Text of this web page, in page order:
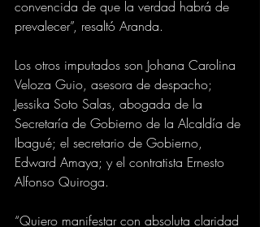
convencida de que la verdad habrá de
prevalecer”, resaltó Aranda.
Los otros imputados son Johana Carolina
Veloza Guio, asesora de despacho;
Jessika Soto Salas, abogada de la
Secretaría de Gobierno de la Alcaldía de
Ibagué; el secretario de Gobierno,
Edward Amaya; y el contratista Ernesto
Alfonso Quiroga.
“Quiero manifestar con absoluta claridad